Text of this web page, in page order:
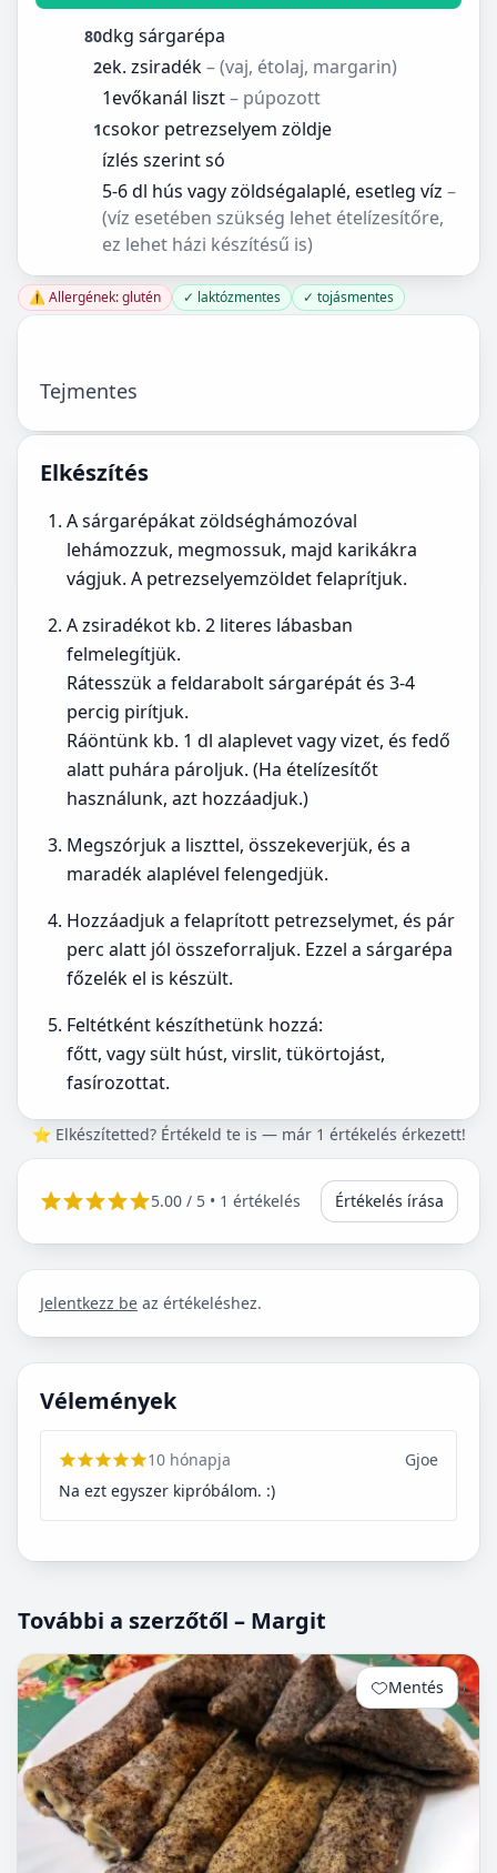
80dkg sárgarépa
2ek. zsiradék– (vaj, étolaj, margarin)
1evőkanál liszt– púpozott
1csokor petrezselyem zöldje
ízlés szerint só
5-6 dl hús vagy zöldségalaplé, esetleg víz –
(víz esetében szükség lehet ételízesítőre,
ez lehet házi készítésű is)
⚠️ Allergének: glutén ✓ laktózmentes ✓ tojásmentes
Tejmentes
Elkészítés
A sárgarépákat zöldséghámozóval
lehámozzuk, megmossuk, majd karikákra
vágjuk. A petrezselyemzöldet felaprítjuk.
A zsiradékot kb. 2 literes lábasban
felmelegítjük.
Rátesszük a feldarabolt sárgarépát és 3-4
percig pirítjuk.
Ráöntünk kb. 1 dl alaplevet vagy vizet, és fedő
alatt puhára pároljuk. (Ha ételízesítőt
használunk, azt hozzáadjuk.)
Megszórjuk a liszttel, összekeverjük, és a
maradék alaplével felengedjük.
Hozzáadjuk a felaprított petrezselymet, és pár
perc alatt jól összeforraljuk. Ezzel a sárgarépa
főzelék el is készült.
Feltétként készíthetünk hozzá:
főtt, vagy sült húst, virslit, tükörtojást,
fasírozottat.
⭐ Elkészítetted? Értékeld te is — már 1 értékelés érkezett!
5.00 / 5 • 1 értékelés Értékelés írása
Jelentkezz be az értékeléshez.
Vélemények
10 hónapja
Gjoe
Na ezt egyszer kipróbálom. :)
További a szerzőtől – Margit
Mentés 0